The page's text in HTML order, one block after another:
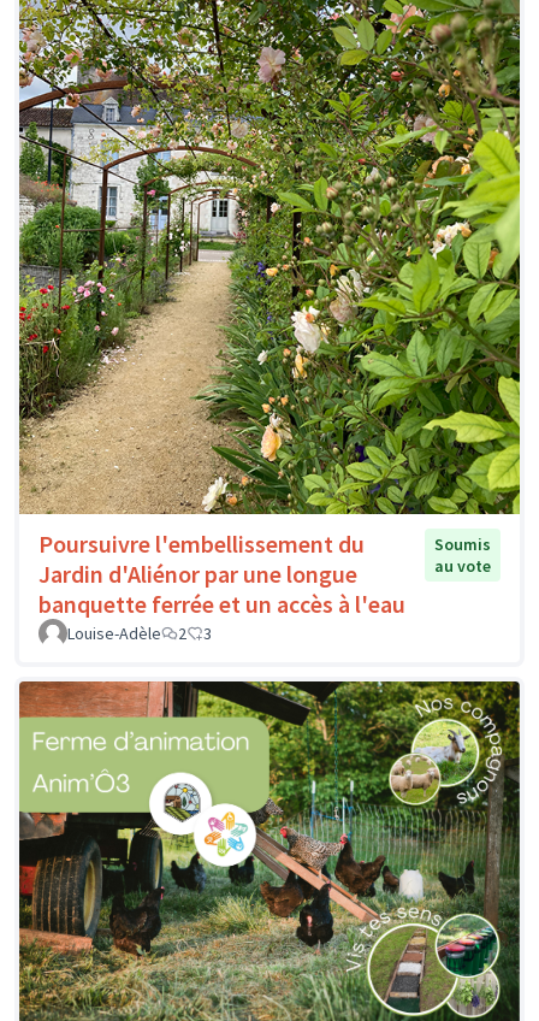
Poursuivre l'embellissement du
Jardin d'Aliénor par une longue
banquette ferrée et un accès à l'eau
Soumis
au vote
Louise-Adèle 2 3